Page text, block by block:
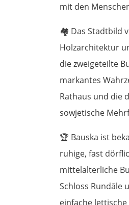
mit den
🏘️ Das Stadtbild
Holzarchitektur
die zweigeteilte
markantes
Rathaus und die
sowjetische
🏆 Bauska ist
ruhige, fast
mittelalterliche
Schloss Rundāle
einfache